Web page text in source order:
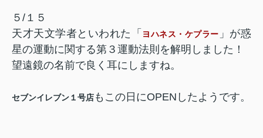
５/１５
天才天文学者といわれた「 ヨハネス・ケプラー 」が惑
星の運動に関する第３運動法則を解明しました！
望遠鏡の名前で良く耳にしますね。
セブンイレブン１号店もこの日にOPENしたようです。